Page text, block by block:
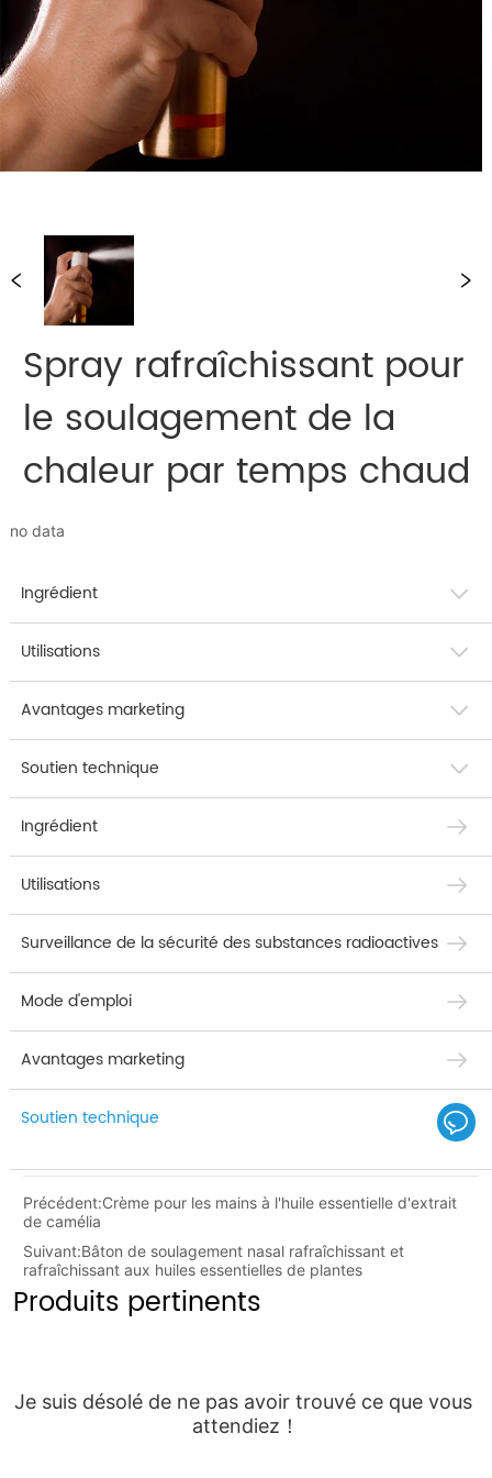
Spray rafraîchissant pour
le soulagement de la
chaleur par temps chaud
no data
Ingrédient
Utilisations
Avantages marketing
Soutien technique
Ingrédient
Utilisations
Surveillance de la sécurité des substances radioactives
Mode d'emploi
Avantages marketing
Soutien technique
Précédent:Crème pour les mains à l'huile essentielle d'extrait
de camélia
Suivant:Bâton de soulagement nasal rafraîchissant et
rafraîchissant aux huiles essentielles de plantes
Produits pertinents
Je suis désolé de ne pas avoir trouvé ce que vous
attendiez！